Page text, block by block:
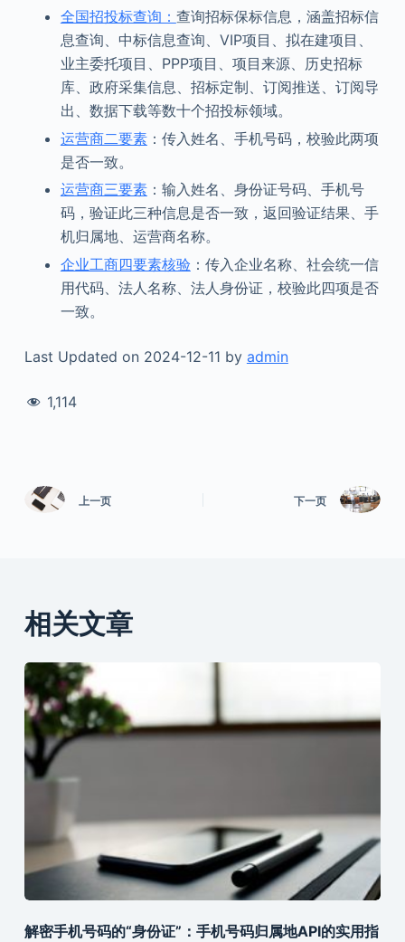
全国招投标查询： 查询招标保标信息，涵盖招标信
息查询、中标信息查询、VIP项目、拟在建项目、
业主委托项目、PPP项目、项目来源、历史招标
库、政府采集信息、招标定制、订阅推送、订阅导
出、数据下载等数十个招投标领域。
运营商二要素：传入姓名、手机号码，校验此两项
是否一致。
运营商三要素：输入姓名、身份证号码、手机号
码，验证此三种信息是否一致，返回验证结果、手
机归属地、运营商名称。
企业工商四要素核验：传入企业名称、社会统一信
用代码、法人名称、法人身份证，校验此四项是否
一致。
Last Updated on 2024-12-11 by admin
1,114
上一页 下一页
相关文章
解密手机号码的“身份证”：手机号码归属地API的实用指